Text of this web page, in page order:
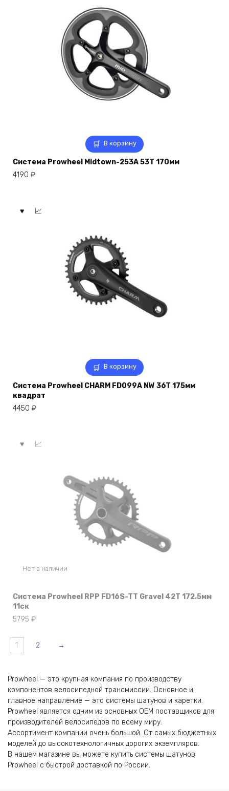
В корзину
Система Prowheel Midtown-253A 53T 170мм
4190 ₽
В корзину
Система Prowheel CHARM FD099A NW 36T 175мм
квадрат
4450 ₽
Нет в наличии
Система Prowheel RPP FD16S-TT Gravel 42T 172.5мм
11ск
5795 ₽
1 2 →
Prowheel — это крупная компания по производству
компонентов велосипедной трансмиссии. Основное и
главное направление — это системы шатунов и каретки.
Prowheel является одним из основных OEM поставщиков для
производителей велосипедов по всему миру.
Ассортимент компании очень большой. От самых бюджетных
моделей до высокотехнологичных дорогих экземпляров.
В нашем магазине вы можете купить системы шатунов
Prowheel с быстрой доставкой по России.